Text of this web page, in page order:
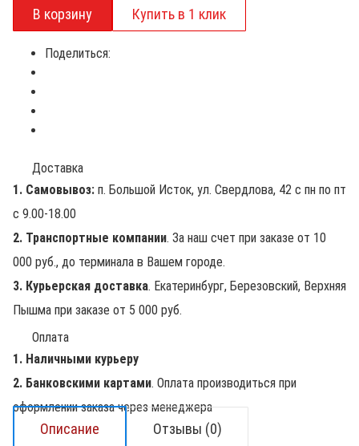
Поделиться:
Доставка
1. Самовывоз: п. Большой Исток, ул. Свердлова, 42 с пн по пт
с 9.00-18.00
2. Транспортные компании. За наш счет при заказе от 10
000 руб., до терминала в Вашем городе.
3. Курьерская доставка. Екатеринбург, Березовский, Верхняя
Пышма при заказе от 5 000 руб.
Оплата
1. Наличными курьеру
2. Банковскими картами. Оплата производиться при
оформлении заказа через менеджера
Описание Отзывы (0)